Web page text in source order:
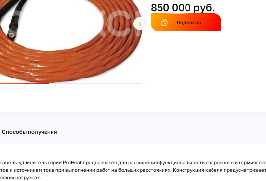
850 000 руб.
Под заказ
Способы получения
удлинитель серии ProHeat предназначен для расширения функциональности сварочного и
к источникам тока при выполнении работ на больших расстояниях. Конструкция кабеля
нагрузках.